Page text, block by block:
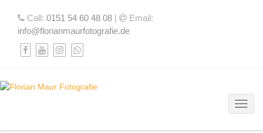
Call: 0151 54 60 48 08 |
Email:
info@florianmaurfotografie.de